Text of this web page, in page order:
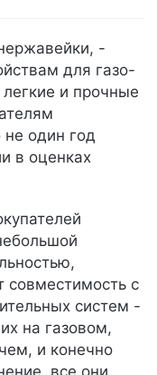
-
для газо-
и прочные
не один год
в оценках
совместимость с
систем -
на газовом,
и конечно
все они